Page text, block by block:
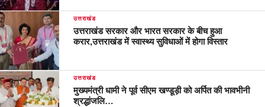
उत्तराखंड
उत्तराखंड सरकार और भारत सरकार के बीच हुआ
करार,उत्तराखंड में स्वास्थ्य सुविधाओं में होगा विस्तार
उत्तराखंड
मुख्यमंत्री धामी ने पूर्व सीएम खण्डूड़ी को अर्पित की भावभीनी
श्रद्धांजलि…